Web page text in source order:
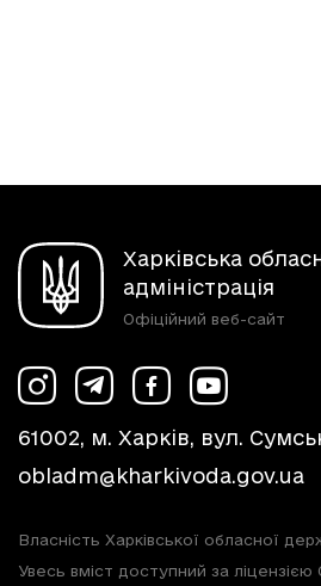
Харківська
адміністрація
Офіційний веб-сайт
61002, м. Харків, вул.
obladm@kharkivoda.gov.ua
Власність Харківської обласної
Увесь вміст доступний за